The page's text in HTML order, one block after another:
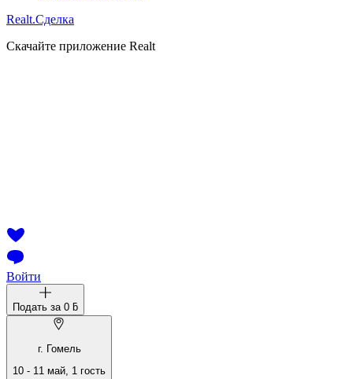
Realt.Сделка
Скачайте приложение Realt
Войти
Подать за 0 ƃ
г. Гомель
10 - 11 май, 1 гость